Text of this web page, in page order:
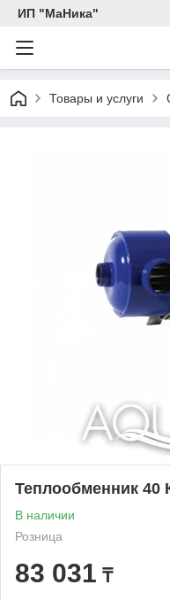
ИП "МаНика"
Товары и услуги
Теплообменник 40
В наличии
Розница
83 031 ₸